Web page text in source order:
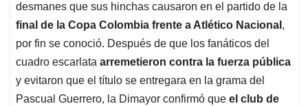
A
p
p
o
o
k
d
I
n
d
s
desmanes que sus hinchas causaron en el partido de la
final de la Copa Colombia frente a Atlético Nacional ,
por fin se conoció. Después de que los fanáticos del
cuadro escarlata arremetieron contra la fuerza pública
y evitaron que el título se entregara en la grama del
Pascual Guerrero, la Dimayor confirmó que el club de